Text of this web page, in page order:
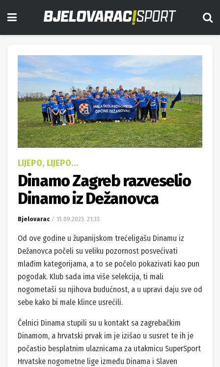
LIJEPO, LIJEPO...
Dinamo Zagreb razveselio
Dinamo iz Dežanovca
Bjelovarac 15.09.2023. 21:33
Od ove godine u županijskom trećeligašu Dinamu iz
Dežanovca počeli su veliku pozornost posvećivati
mlađim kategorijama, a to se počelo pokazivati kao pun
pogodak. Klub sada ima više selekcija, ti mali
nogometaši su njihova budućnost, a u upravi daju sve od
sebe kako bi male klince usrećili.
Čelnici Dinama stupili su u kontakt sa zagrebačkim
Dinamom, a hrvatski prvak im je izišao u susret te ih je
počastio besplatnim ulaznicama za utakmicu SuperSport
Hrvatske nogometne lige između Dinama i Slaven